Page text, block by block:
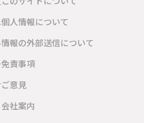
個人情報について
情報の外部送信について
免責事項
ご意見
会社案内